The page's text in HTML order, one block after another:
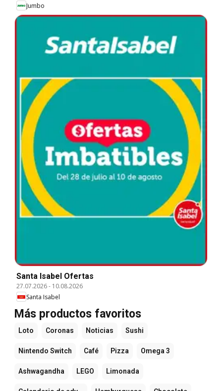
Jumbo
Santa Isabel Ofertas
27.07.2026- 10.08.2026
Santa Isabel
Más productos favoritos
Loto Coronas Noticias Sushi
Nintendo Switch Café Pizza Omega 3
Ashwagandha LEGO Limonada